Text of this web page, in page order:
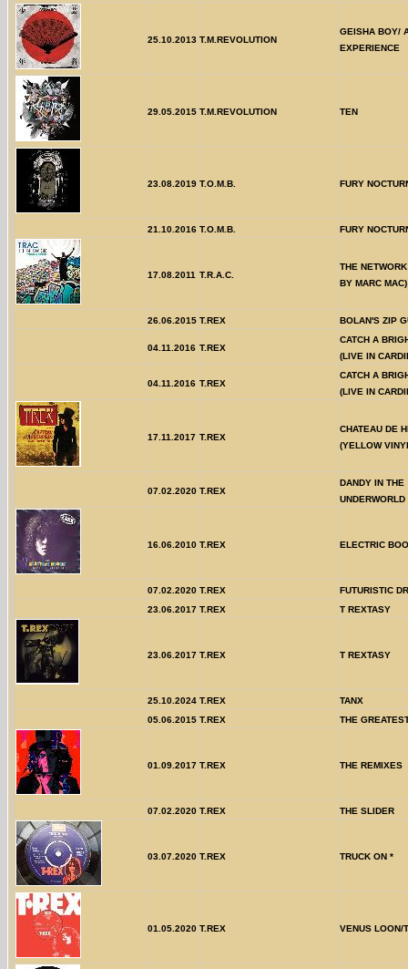
25.10.2013 T.M.REVOLUTION
GEISHA BOY/
EXPERIENCE
29.05.2015 T.M.REVOLUTION TEN
23.08.2019 T.O.M.B. FURY
21.10.2016 T.O.M.B. FURY
17.08.2011 T.R.A.C.
THE
BY MARC MAC)
26.06.2015 T.REX BOLAN'S ZIP
04.11.2016 T.REX
CATCH A
(LIVE IN
04.11.2016 T.REX
CATCH A
(LIVE IN
17.11.2017 T.REX
CHATEAU DE
(YELLOW
07.02.2020 T.REX
DANDY IN THE
UNDERWORLD
16.06.2010 T.REX ELECTRIC
07.02.2020 T.REX
FUTURISTIC
23.06.2017 T.REX T REXTASY
23.06.2017 T.REX T REXTASY
25.10.2024 T.REX
TANX
05.06.2015 T.REX THE
01.09.2017 T.REX THE REMIXES
07.02.2020 T.REX THE SLIDER
03.07.2020 T.REX TRUCK ON *
01.05.2020 T.REX VENUS LOON/